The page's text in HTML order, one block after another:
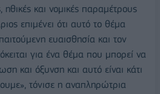
ηθικές και νομικές παραμέτρους
επιμένει ότι αυτό το θέμα
ευαισθησία και τον
για ένα θέμα που μπορεί να
και όξυνση και αυτό είναι κάτι
τόνισε η αναπληρώτρια